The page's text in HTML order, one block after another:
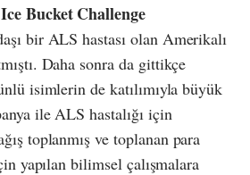
Ice Bucket Challenge
bir ALS hastası olan Amerikalı
Daha sonra da gittikçe
isimlerin de katılımıyla büyük
ile ALS hastalığı için
toplanmış ve toplanan para
yapılan bilimsel çalışmalara